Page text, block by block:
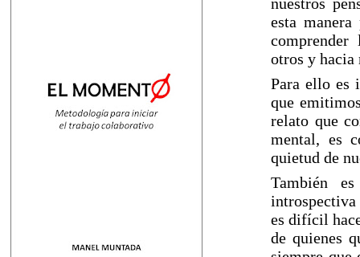
esta
comprender
otros y
Para ello es
que
relato que
mental, es
quietud de
También
introspectiva
es difícil
de quienes